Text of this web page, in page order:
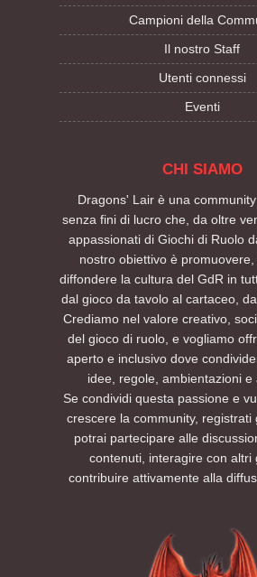
Campioni della
Il nostro Staff
Utenti connessi
Eventi
CHI SIAMO
Dragons' Lair è una
senza fini di lucro che, da oltre
appassionati di Giochi di Ruolo
nostro obiettivo è
diffondere la cultura del GdR in
dal gioco da tavolo al cartaceo,
Crediamo nel valore creativo,
del gioco di ruolo, e vogliamo
aperto e inclusivo dove
idee, regole, ambientazioni e
Se condividi questa passione e
crescere la community, registrati
potrai partecipare alle
contenuti, interagire con altri
contribuire attivamente alla